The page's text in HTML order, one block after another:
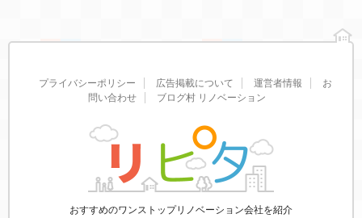
プライバシーポリシー 広告掲載について 運営者情報
お
問い合わせ
ブログ村 リノベーション
おすすめのワンストップリノベーション会社を紹介